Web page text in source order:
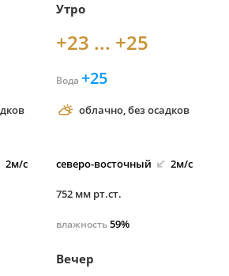
2м/с
Утро
+23 ... +25
Вода +25
облачно, без осадков
северо-восточный 2м/с
752 мм рт.ст.
влажность59%
Вечер